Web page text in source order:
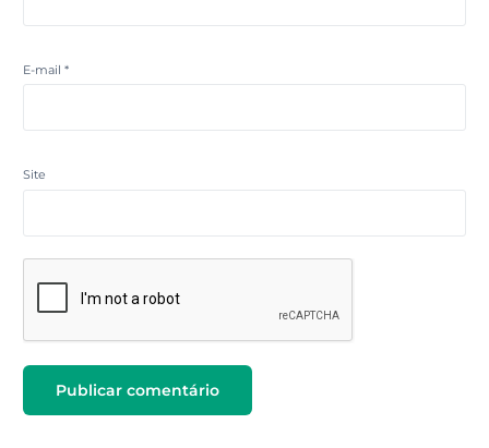
E-mail*
Site